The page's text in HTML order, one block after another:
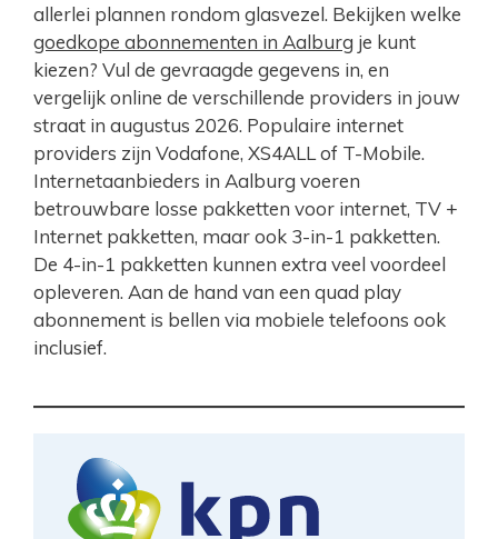
allerlei plannen rondom glasvezel. Bekijken welke
goedkope abonnementen in Aalburg je kunt
kiezen? Vul de gevraagde gegevens in, en
vergelijk online de verschillende providers in jouw
straat in augustus 2026. Populaire internet
providers zijn Vodafone, XS4ALL of T-Mobile.
Internetaanbieders in Aalburg voeren
betrouwbare losse pakketten voor internet, TV +
Internet pakketten, maar ook 3-in-1 pakketten.
De 4-in-1 pakketten kunnen extra veel voordeel
opleveren. Aan de hand van een quad play
abonnement is bellen via mobiele telefoons ook
inclusief.